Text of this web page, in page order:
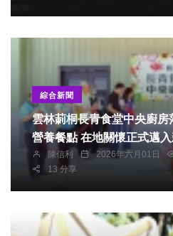
綜合新聞
雲林莿桐長青食堂中央廚
營養餐點 在地關懷正式邁入
陳信利 2026年六月01日
13 分享